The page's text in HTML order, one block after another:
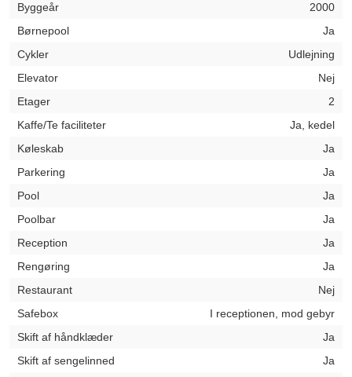
Byggeår
2000
Børnepool
Ja
Cykler
Udlejning
Elevator
Nej
Etager
2
Kaffe/Te faciliteter
Ja, kedel
Køleskab
Ja
Parkering
Ja
Pool
Ja
Poolbar
Ja
Reception
Ja
Rengøring
Ja
Restaurant
Nej
Safebox
I receptionen, mod gebyr
Skift af håndklæder
Ja
Skift af sengelinned
Ja